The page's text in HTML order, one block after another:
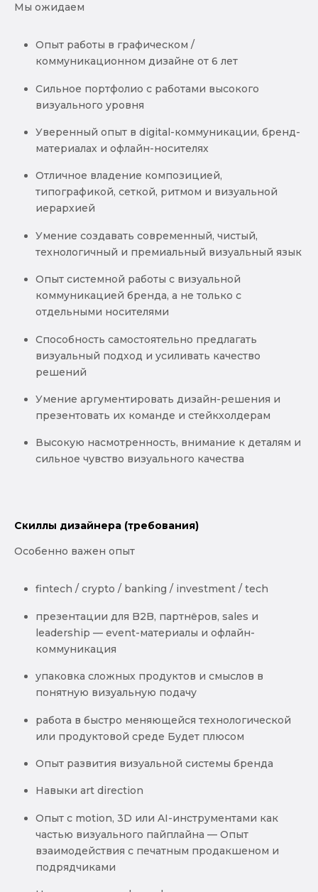
Мы ожидаем
Опыт работы в графическом /
коммуникационном дизайне от 6 лет
Сильное портфолио с работами высокого
визуального уровня
Уверенный опыт в digital-коммуникации, бренд-
материалах и офлайн-носителях
Отличное владение композицией,
типографикой, сеткой, ритмом и визуальной
иерархией
Умение создавать современный, чистый,
технологичный и премиальный визуальный язык
Опыт системной работы с визуальной
коммуникацией бренда, а не только с
отдельными носителями
Способность самостоятельно предлагать
визуальный подход и усиливать качество
решений
Умение аргументировать дизайн-решения и
презентовать их команде и стейкхолдерам
Высокую насмотренность, внимание к деталям и
сильное чувство визуального качества
Скиллы дизайнера (требования)
Особенно важен опыт
fintech / crypto / banking / investment / tech
презентации для B2B, партнёров, sales и
leadership — event-материалы и офлайн-
коммуникация
упаковка сложных продуктов и смыслов в
понятную визуальную подачу
работа в быстро меняющейся технологической
или продуктовой среде Будет плюсом
Опыт развития визуальной системы бренда
Навыки art direction
Опыт с motion, 3D или AI-инструментами как
частью визуального пайплайна — Опыт
взаимодействия с печатным продакшеном и
подрядчиками